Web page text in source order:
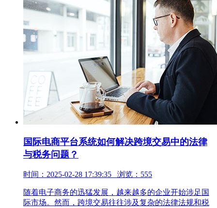
国际电商平台系统如何解决跨境交易中的法律
与税务问题？
时间：2025-02-28 17:39:35 浏览：555
随着电子商务的迅猛发展，越来越多的企业开始涉足国
际市场。然而，跨境交易往往涉及复杂的法律法规和税